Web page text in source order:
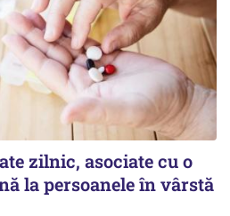
zilnic, asociate cu o
la persoanele în vârstă